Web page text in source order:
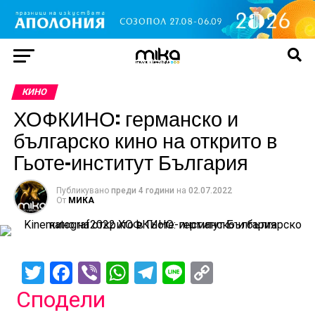
КИНО
ХОФКИНО: германско и
българско кино на открито в
Гьоте-институт България
Публикувано преди 4 години на 02.07.2022
От МИКА
TwitterFacebook
ViberWhatsApp
Telegram
Line
Сподели